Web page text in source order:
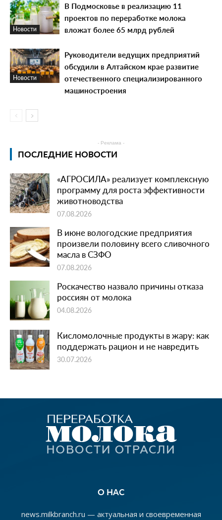
Новости
В Подмосковье в реализацию 11
проектов по переработке молока
вложат более 65 млрд рублей
Новости
Руководители ведущих предприятий
обсудили в Алтайском крае развитие
отечественного специализированного
машиностроения
- Реклама -
ПОСЛЕДНИЕ НОВОСТИ
«АГРОСИЛА» реализует комплексную
программу для роста эффективности
животноводства
07.08.2026
В июне вологодские предприятия
произвели половину всего сливочного
масла в СЗФО
07.08.2026
Роскачество назвало причины отказа
россиян от молока
04.08.2026
Кисломолочные продукты в жару: как
поддержать рацион и не навредить
30.07.2026
О НАС
news.milkbranch.ru — актуальная и своевременная